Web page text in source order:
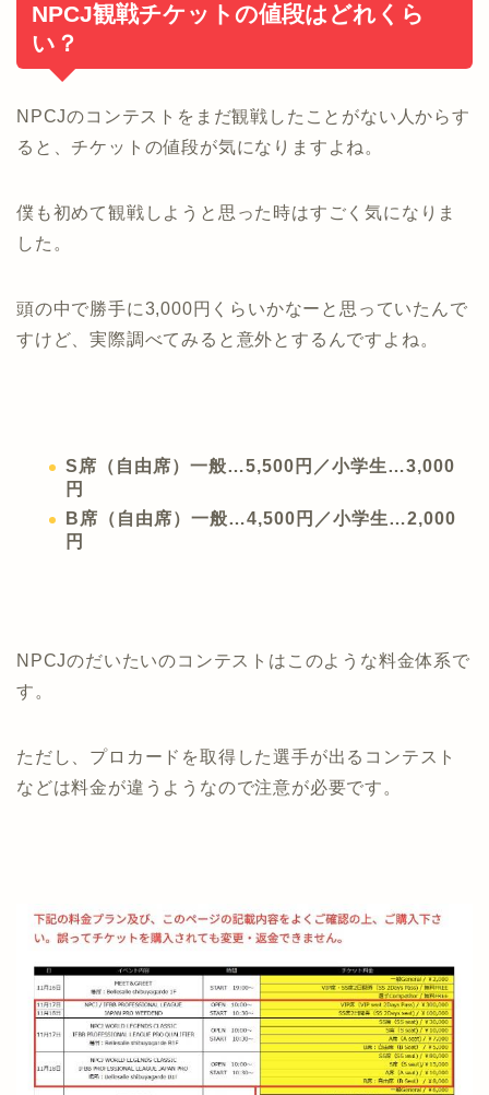
NPCJ観戦チケットの値段はどれくら
い？
NPCJのコンテストをまだ観戦したことがない人からす
ると、チケットの値段が気になりますよね。
僕も初めて観戦しようと思った時はすごく気になりま
した。
頭の中で勝手に3,000円くらいかなーと思っていたんで
すけど、実際調べてみると意外とするんですよね。
S席（自由席）一般…5,500円／小学生…3,000
円
B席（自由席）一般…4,500円／小学生…2,000
円
NPCJのだいたいのコンテストはこのような料金体系で
す。
ただし、プロカードを取得した選手が出るコンテスト
などは料金が違うようなので注意が必要です。